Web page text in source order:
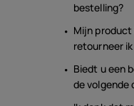
bestelling?
Mijn product
retourneer
Biedt u een
de volgende